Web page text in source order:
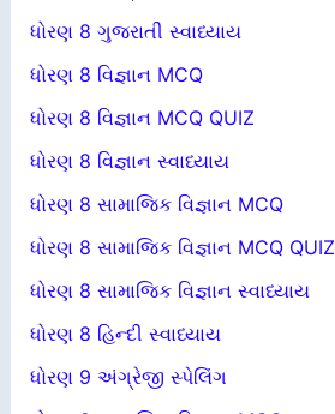
ધોરણ 8 ગુજરાતી સ્વાધ્યાય
ધોરણ 8 વિજ્ઞાન MCQ
ધોરણ 8 વિજ્ઞાન MCQ QUIZ
ધોરણ 8 વિજ્ઞાન સ્વાધ્યાય
ધોરણ 8 સામાજિક વિજ્ઞાન MCQ
ધોરણ 8 સામાજિક વિજ્ઞાન MCQ QUIZ
ધોરણ 8 સામાજિક વિજ્ઞાન સ્વાધ્યાય
ધોરણ 8 હિન્દી સ્વાધ્યાય
ધોરણ 9 અંગ્રેજી સ્પેલિંગ